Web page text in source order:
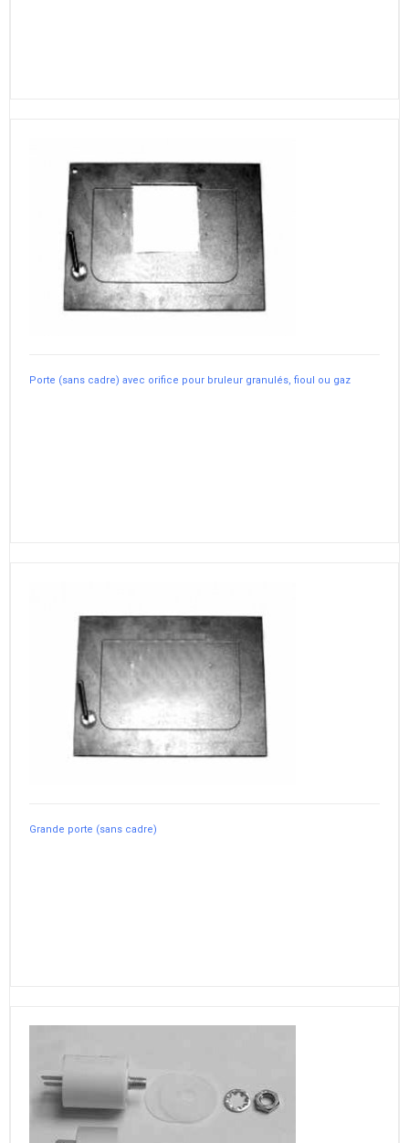
Porte (sans cadre) avec orifice pour bruleur granulés, fioul ou gaz
Grande porte (sans cadre)